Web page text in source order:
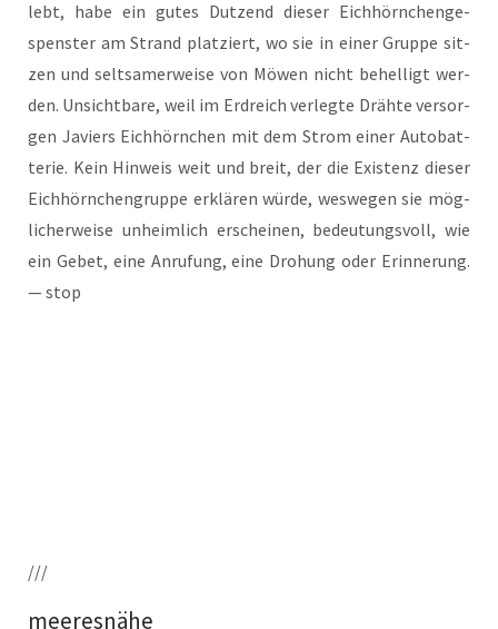
lebt, habe ein gutes Dut­zend die­ser Eich­hörn­chen­ge­
spens­ter am Strand plat­ziert, wo sie in einer Grup­pe sit­
zen und selt­sa­mer­wei­se von Möwen nicht behel­ligt wer­
den. Unsicht­ba­re, weil im Erd­reich ver­leg­te Dräh­te ver­sor­
gen Javiers Eich­hörn­chen mit dem Strom einer Auto­bat­
te­rie. Kein Hin­weis weit und breit, der die Exis­tenz die­ser
Eich­hörn­chen­grup­pe erklä­ren wür­de, wes­we­gen sie mög­
li­cher­wei­se unheim­lich erschei­nen, bedeu­tungs­voll, wie
ein Gebet, eine Anru­fung, eine Dro­hung oder Erin­ne­rung.
— stop
///
meeresnähe